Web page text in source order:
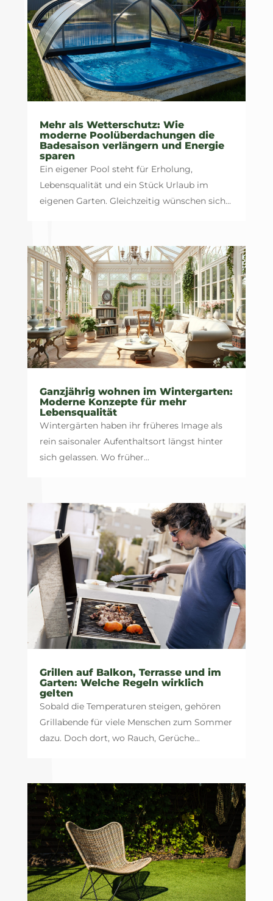
Mehr als Wetterschutz: Wie
moderne Poolüberdachungen die
Badesaison verlängern und Energie
sparen
Ein eigener Pool steht für Erholung,
Lebensqualität und ein Stück Urlaub im
eigenen Garten. Gleichzeitig wünschen sich...
Ganzjährig wohnen im Wintergarten:
Moderne Konzepte für mehr
Lebensqualität
Wintergärten haben ihr früheres Image als
rein saisonaler Aufenthaltsort längst hinter
sich gelassen. Wo früher...
Grillen auf Balkon, Terrasse und im
Garten: Welche Regeln wirklich
gelten
Sobald die Temperaturen steigen, gehören
Grillabende für viele Menschen zum Sommer
dazu. Doch dort, wo Rauch, Gerüche...